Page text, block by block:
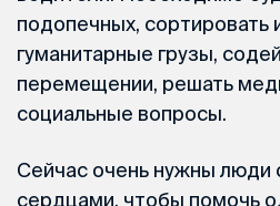
подопечных, сортировать
гуманитарные грузы,
перемещении, решать
социальные вопросы.
Сейчас очень нужны люди
сердцами, чтобы помочь